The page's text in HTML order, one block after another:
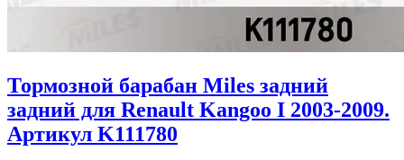
Тормозной барабан Miles задний
задний для Renault Kangoo I 2003-2009.
Артикул K111780